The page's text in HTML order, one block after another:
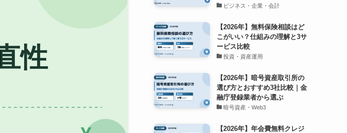
ビジネス・企業・会計
【2026年】無料保険相談はど
こがいい？仕組みの理解と3サ
ービス比較
投資・資産運用
【2026年】暗号資産取引所の
選び方とおすすめ3社比較｜金
融庁登録業者から選ぶ
暗号資産・Web3
【2026年】年会費無料クレジ